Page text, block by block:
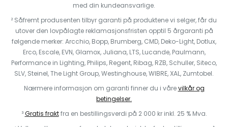
med din kundeansvarlige.
² Såfremt produsenten tilbyr garanti på produktene vi selger, får du
utover den lovpålagte reklamasjonsfristen opptil 5 årgaranti på
følgende merker: Arcchio, Bopp, Brumberg, CMD, Deko-Light, Dotlux,
Erco, Escale, EVN, Glamox, Juliana, LTS, Lucande, Paulmann,
Performance in Lighting, Philips, Regent, Ribag, RZB, Schuller, Siteco,
SLV, Steinel, The Light Group, Westinghouse, WIBRE, XAL, Zumtobel.
Nærmere informasjon om garanti finner du i vårevilkår og
betingelser.
³Gratis fraktfra en bestillingsverdi på 2 000 kr inkl. 25 % Mva.